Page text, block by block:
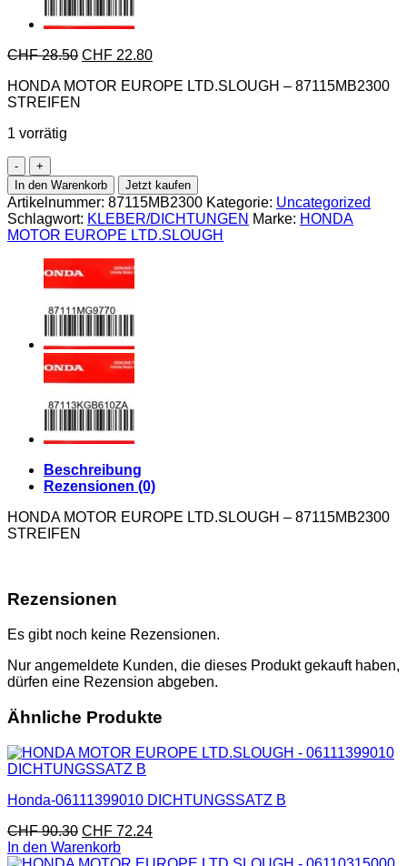
CHF28.50 CHF 22.80
HONDA MOTOR EUROPE LTD.SLOUGH – 87115MB2300
STREIFEN
1 vorrätig
Honda-
87115MB2300
STREIFEN
Menge
In den Warenkorb Jetzt kaufen
Artikelnummer: 87115MB2300 Kategorie: Uncategorized
Schlagwort: KLEBER/DICHTUNGEN Marke: HONDA
MOTOR EUROPE LTD.SLOUGH
Beschreibung
Rezensionen (0)
HONDA MOTOR EUROPE LTD.SLOUGH – 87115MB2300
STREIFEN
Rezensionen
Es gibt noch keine Rezensionen.
Nur angemeldete Kunden, die dieses Produkt gekauft haben,
dürfen eine Rezension abgeben.
Ähnliche Produkte
Honda-06111399010 DICHTUNGSSATZ B
CHF90.30 CHF 72.24
In den Warenkorb